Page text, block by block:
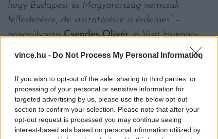
vince.hu - Do Not Process My Personal Information
If you wish to opt-out of the sale, sharing to third parties, or
processing of your personal or sensitive information for
targeted advertising by us, please use the below opt-out
section to confirm your selection. Please note that after your
opt-out request is processed you may continue seeing
interest-based ads based on personal information utilized by
hogy Budapest és Magyarország nemcsak
felfedezésre, de visszatérésre is érdemes”
–
hangsúlyoztaCsendes Olivér,a Visit Hungary
vezérigazgatója. Hozzátette, a közvélekedésekkel
csupán a csúcsgasztronómiát képviselik. A
világhírű francia étteremkalauz
díjkategóriáiközül Michelin-ajánlást kaphatnak
azok a figyelemre méltó vendéglátóhelyek,
amelyekért érdemes útközben megállni. Közülük